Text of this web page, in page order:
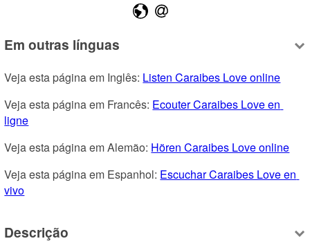
Em outras línguas
Veja esta página em Inglês: Listen Caraibes Love online
Veja esta página em Francês: Ecouter Caraibes Love en
ligne
Veja esta página em Alemão: Hören Caraibes Love online
Veja esta página em Espanhol: Escuchar Caraibes Love en
vivo
Descrição